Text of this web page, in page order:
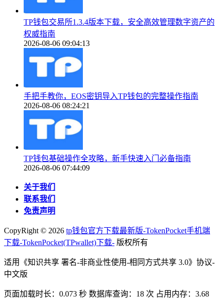
TP钱包交易所1.3.4版本下载，安全高效管理数字资产的
权威指南
2026-08-06 09:04:13
手把手教你，EOS密钥导入TP钱包的完整操作指南
2026-08-06 08:24:21
TP钱包基础操作全攻略，新手快速入门必备指南
2026-08-06 07:44:09
关于我们
联系我们
免责声明
CopyRight © 2026 tp钱包官方下载最新版-TokenPocket手机端
下载-TokenPocket(TPwallet)下载- 版权所有
适用《知识共享 署名-非商业性使用-相同方式共享 3.0》协议-
中文版
页面加载时长：0.073 秒 数据库查询：18 次 占用内存：3.68